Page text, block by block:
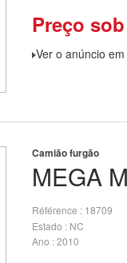
Preço
Ver o anúncio
MEGA
Camião furgão
Référence
18709
Estado
NC
Ano 2010